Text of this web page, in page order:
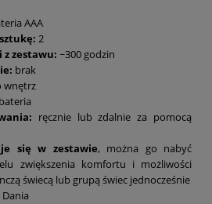
AAA
2
z zestawu: ~300 godzin
brak
wnętrz
bateria
ręcznie lub zdalnie za pomocą
się w zestawie, można go nabyć
zwiększenia komfortu i możliwości
świecą lub grupą świec jednocześnie
Dania